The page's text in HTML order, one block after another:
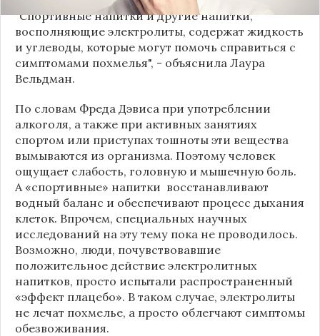
"Спортивные напитки и другие напитки,
восполняющие электролиты, содержат жидкость
и углеводы, которые могут помочь справиться с
симптомами похмелья", - объяснила Лаура
Вельдман.
По словам Фреда Дэвиса при употреблении
алкоголя, а также при активных занятиях
спортом или приступах тошноты эти вещества
вымываются из организма. Поэтому человек
ощущает слабость, головную и мышечную боль.
А «спортивные» напитки восстанавливают
водный баланс и обеспечивают процесс дыхания
клеток. Впрочем, специальных научных
исследований на эту тему пока не проводилось.
Возможно, люди, почувствовавшие
положительное действие электролитных
напитков, просто испытали распространенный
«эффект плацебо». В таком случае, электролиты
не лечат похмелье, а просто облегчают симптомы
обезвоживания.